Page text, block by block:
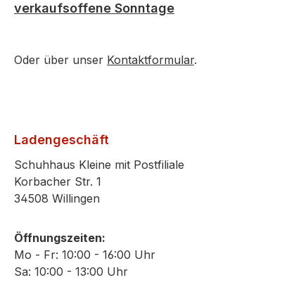
verkaufsoffene Sonntage
Oder über unser Kontaktformular.
Ladengeschäft
Schuhhaus Kleine mit Postfiliale
Korbacher Str. 1
34508 Willingen
Öffnungszeiten:
Mo - Fr: 10:00 - 16:00 Uhr
Sa: 10:00 - 13:00 Uhr